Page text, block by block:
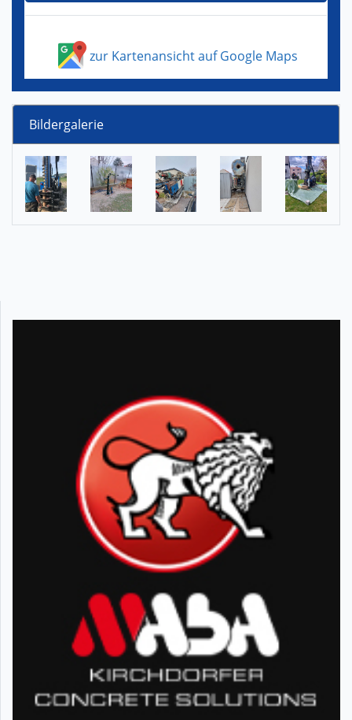
zur Kartenansicht auf Google Maps
Bildergalerie